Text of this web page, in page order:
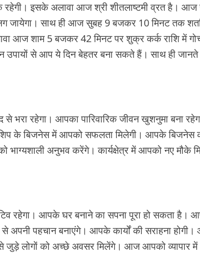
इसके अलावा आज श्री शीतलाष्टमी व्रत है। आज
जायेगा। साथ ही आज सुबह 9 बजकर 10 मिनट तक
आज शाम 5 बजकर 42 मिनट पर शुक्र कर्क राशि में
उपायों से आप ये दिन बेहतर बना सकते हैं। साथ ही
रहेगा। आपका पारिवारिक जीवन खुशनुमा बना
के बिजनेस में आपको सफलता मिलेगी। आपके बिजनेस
अनुभव करेंगे। कार्यक्षेत्र में आपको नए मौके
रहेगा। आपके घर बनाने का सपना पूरा हो सकता है।
अपनी पहचान बनाएंगे। आपके कार्यों की सराहना होगी।
से जुड़े लोगों को अच्छे अवसर मिलेंगे। आज आपको व्यापार में